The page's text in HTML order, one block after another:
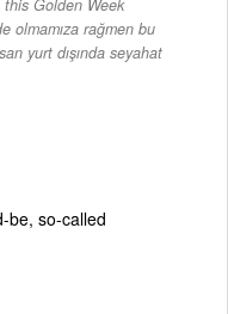
Golden Week
olmamıza rağmen bu
yurt dışında seyahat
be, so-called